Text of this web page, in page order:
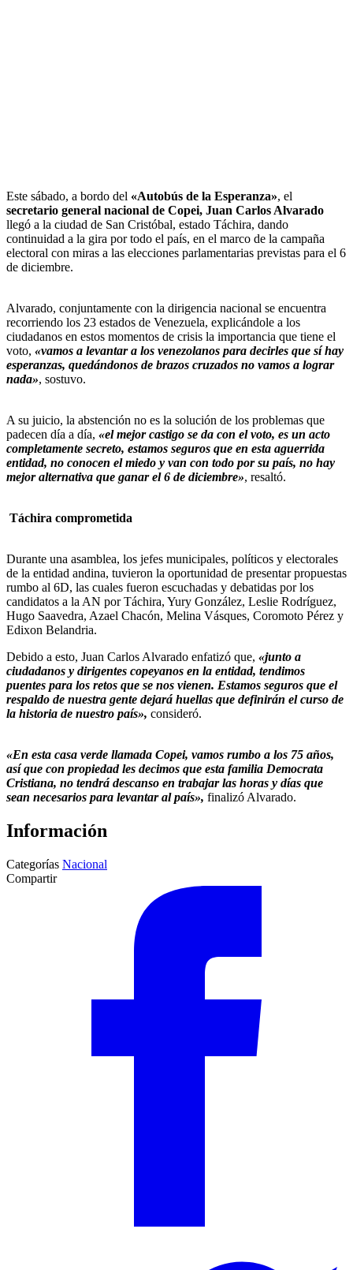
Este sábado, a bordo del «Autobús de la Esperanza», el
secretario general nacional de Copei, Juan Carlos Alvarado
llegó a la ciudad de San Cristóbal, estado Táchira, dando
continuidad a la gira por todo el país, en el marco de la campaña
electoral con miras a las elecciones parlamentarias previstas para el 6
de diciembre.
Alvarado, conjuntamente con la dirigencia nacional se encuentra
recorriendo los 23 estados de Venezuela, explicándole a los
ciudadanos en estos momentos de crisis la importancia que tiene el
voto, «vamos a levantar a los venezolanos para decirles que sí hay
esperanzas, quedándonos de brazos cruzados no vamos a lograr
nada», sostuvo.
A su juicio, la abstención no es la solución de los problemas que
padecen día a día, «el mejor castigo se da con el voto, es un acto
completamente secreto, estamos seguros que en esta aguerrida
entidad, no conocen el miedo y van con todo por su país, no hay
mejor alternativa que ganar el 6 de diciembre», resaltó.
Táchira comprometida
Durante una asamblea, los jefes municipales, políticos y electorales
de la entidad andina, tuvieron la oportunidad de presentar propuestas
rumbo al 6D, las cuales fueron escuchadas y debatidas por los
candidatos a la AN por Táchira, Yury González, Leslie Rodríguez,
Hugo Saavedra, Azael Chacón, Melina Vásques, Coromoto Pérez y
Edixon Belandria.
Debido a esto, Juan Carlos Alvarado enfatizó que, «junto a
ciudadanos y dirigentes copeyanos en la entidad, tendimos
puentes para los retos que se nos vienen. Estamos seguros que el
respaldo de nuestra gente dejará huellas que definirán el curso de
la historia de nuestro país», consideró.
«En esta casa verde llamada Copei, vamos rumbo a los 75 años,
así que con propiedad les decimos que esta familia Democrata
Cristiana, no tendrá descanso en trabajar las horas y días que
sean necesarios para levantar al país», finalizó Alvarado.
Información
Categorías Nacional
Compartir